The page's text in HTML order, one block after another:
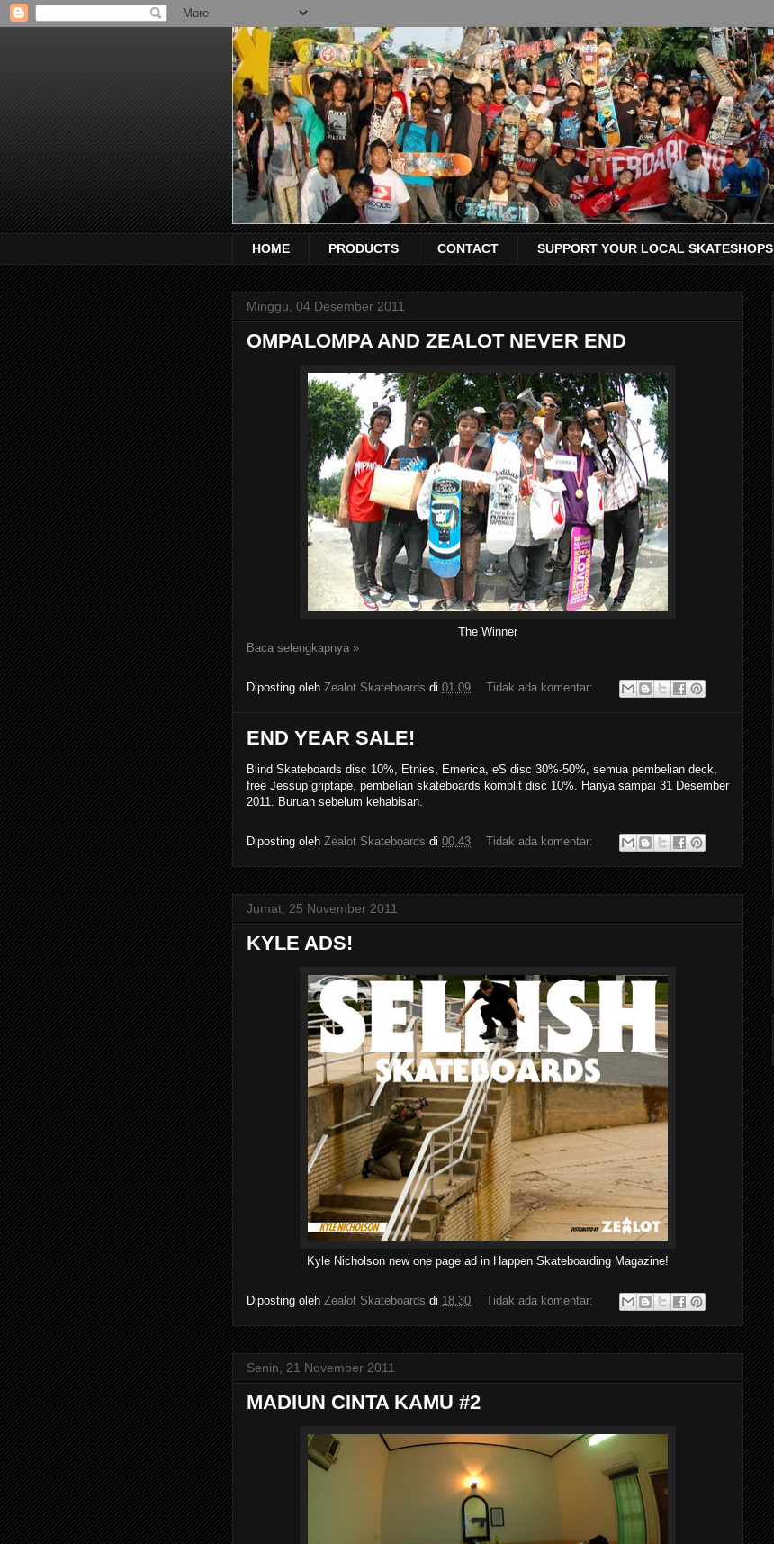
HOME PRODUCTS CONTACT SUPPORT YOUR LOCAL SKATESHOPS
Minggu, 04 Desember 2011
OMPALOMPA AND ZEALOT NEVER END
The Winner
Baca selengkapnya »
Diposting oleh Zealot Skateboards di 01.09 Tidak ada komentar:
END YEAR SALE!
Blind Skateboards disc 10%, Etnies, Emerica, eS disc 30%-50%, semua pembelian deck,
free Jessup griptape, pembelian skateboards komplit disc 10%. Hanya sampai 31 Desember
2011. Buruan sebelum kehabisan.
Diposting oleh Zealot Skateboards di 00.43 Tidak ada komentar:
Jumat, 25 November 2011
KYLE ADS!
Kyle Nicholson new one page ad in Happen Skateboarding Magazine!
Diposting oleh Zealot Skateboards di 18.30 Tidak ada komentar:
Senin, 21 November 2011
MADIUN CINTA KAMU #2